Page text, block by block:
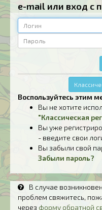
e-mail или вход с
Воспользуйтесь этим
Вы не хотите
"Классическая
Вы уже
- введите свои
Вы забыли свой
Забыли пароль?
В случае
проблем свяжитесь,
через форму обратной